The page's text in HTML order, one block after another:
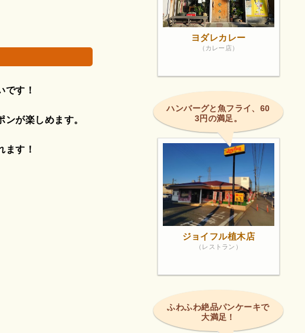
です！
が楽しめます。
ます！
ヨダレカレー
（カレー店）
ハンバーグと魚フライ、60
3円の満足。
ジョイフル植木店
（レストラン）
ふわふわ絶品パンケーキで
大満足！